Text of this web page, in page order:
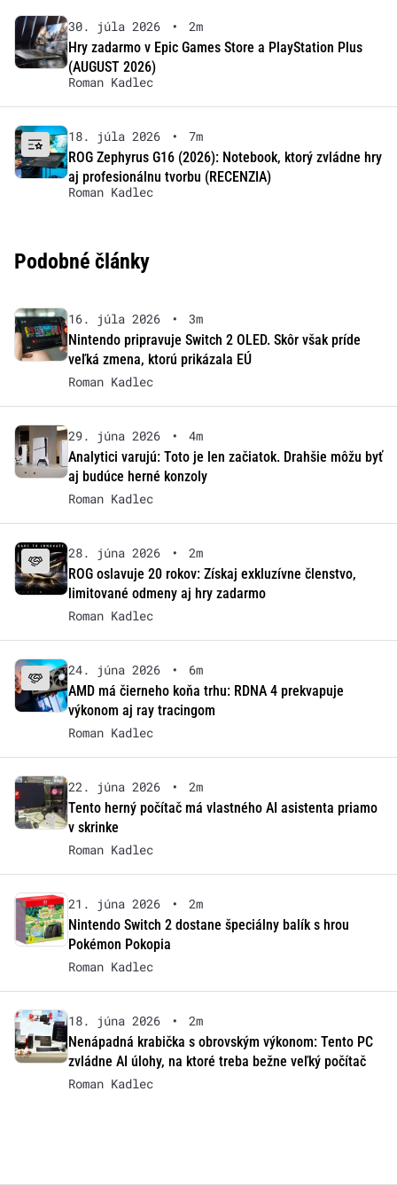
30. júla 2026 •
2m
Hry zadarmo v Epic Games Store a PlayStation Plus
(AUGUST 2026)
Roman Kadlec
18. júla 2026 •
7m
ROG Zephyrus G16 (2026): Notebook, ktorý zvládne hry
aj profesionálnu tvorbu (RECENZIA)
Roman Kadlec
Podobné články
16. júla 2026 •
3m
Nintendo pripravuje Switch 2 OLED. Skôr však príde
veľká zmena, ktorú prikázala EÚ
Roman Kadlec
29. júna 2026 •
4m
Analytici varujú: Toto je len začiatok. Drahšie môžu byť
aj budúce herné konzoly
Roman Kadlec
28. júna 2026 •
2m
ROG oslavuje 20 rokov: Získaj exkluzívne členstvo,
limitované odmeny aj hry zadarmo
Roman Kadlec
24. júna 2026 •
6m
AMD má čierneho koňa trhu: RDNA 4 prekvapuje
výkonom aj ray tracingom
Roman Kadlec
22. júna 2026 •
2m
Tento herný počítač má vlastného AI asistenta priamo
v skrinke
Roman Kadlec
21. júna 2026 •
2m
Nintendo Switch 2 dostane špeciálny balík s hrou
Pokémon Pokopia
Roman Kadlec
18. júna 2026 •
2m
Nenápadná krabička s obrovským výkonom: Tento PC
zvládne AI úlohy, na ktoré treba bežne veľký počítač
Roman Kadlec